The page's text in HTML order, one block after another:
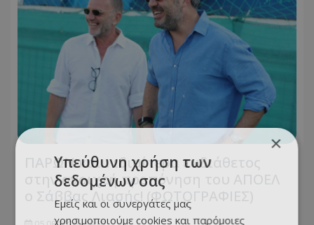
ΠΑΡΩΝ και... ιδιαίτερα ευδιάθετος
στην ανοιχτή προπόνηση του ΑΠΟΕΛ
ο Σάββας Λιασής! (ΦΩΤΟΓΡΑΦΙΕΣ)
×
Υπεύθυνη χρήση των
δεδομένων σας
Εμείς και οι συνεργάτες μας
χρησιμοποιούμε cookies και παρόμοιες